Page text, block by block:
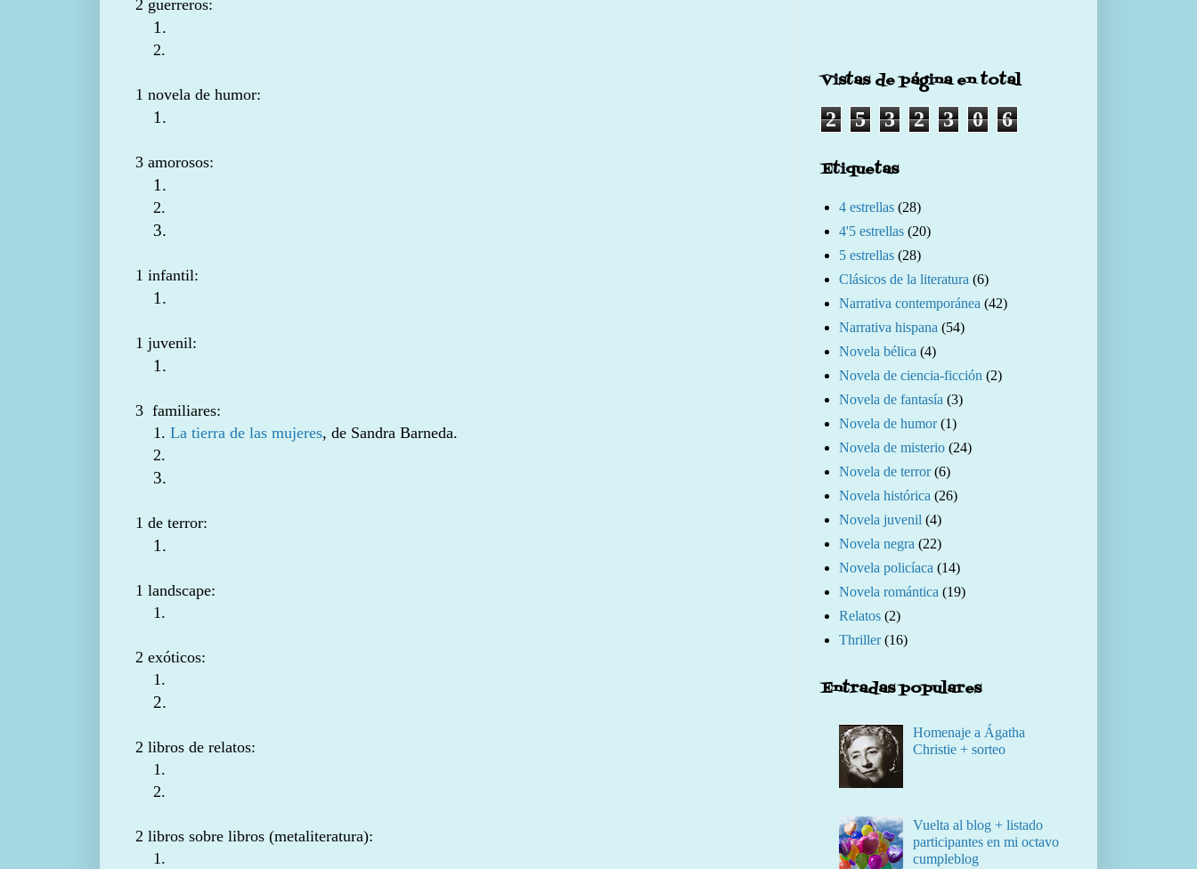
2 guerreros:
1.
2.
1 novela de humor:
1.
3 amorosos:
1.
2.
3.
1 infantil:
1.
1 juvenil:
1.
3 familiares:
1. La tierra de las mujeres, de Sandra Barneda.
2.
3.
1 de terror:
1.
1 landscape:
1.
2 exóticos:
1.
2.
2 libros de relatos:
1.
2.
2 libros sobre libros (metaliteratura):
1.
Vistas de página en total
2 5 3 2 3 0 6
Etiquetas
4 estrellas (28)
4'5 estrellas (20)
5 estrellas (28)
Clásicos de la literatura (6)
Narrativa contemporánea (42)
Narrativa hispana (54)
Novela bélica (4)
Novela de ciencia-ficción (2)
Novela de fantasía (3)
Novela de humor (1)
Novela de misterio (24)
Novela de terror (6)
Novela histórica (26)
Novela juvenil (4)
Novela negra (22)
Novela policíaca (14)
Novela romántica (19)
Relatos (2)
Thriller (16)
Entradas populares
Homenaje a Ágatha
Christie + sorteo
Vuelta al blog + listado
participantes en mi octavo
cumpleblog